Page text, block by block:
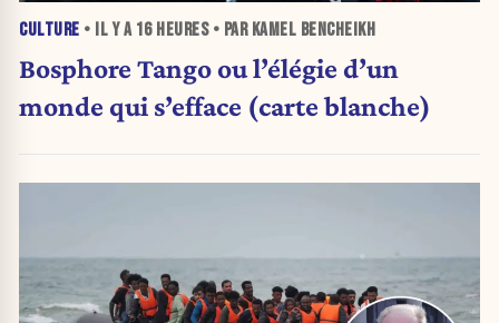
CULTURE • IL Y A 16 HEURES• PAR KAMEL BENCHEIKH
Bosphore Tango ou l’élégie d’un
monde qui s’efface (carte blanche)